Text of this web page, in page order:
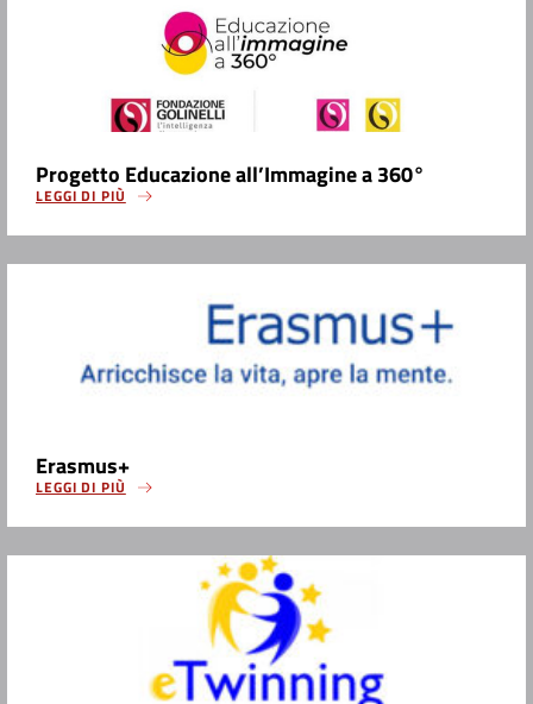
Progetto Educazione all’Immagine a 360°
LEGGI DI PIÙ
Erasmus+
LEGGI DI PIÙ